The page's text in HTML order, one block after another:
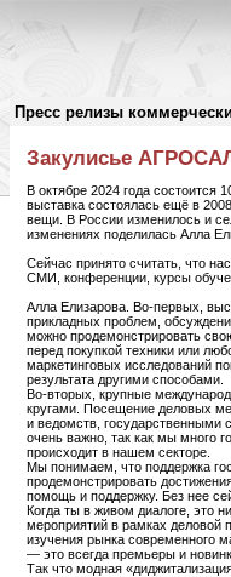
Пресс релизы
Пресс-релизы//
Закулисье
В октябре 2024 года
выставка состоялась ещё в
вещи. В России изменилось и
изменениях поделилась Алла
Сейчас принято считать, что
СМИ, конференции, курсы
Алла Елизарова. Во-первых,
прикладных проблем,
можно продемонстрировать
перед покупкой техники или
маркетинговых исследований
результата другими способами.
Во-вторых, крупные
кругами. Посещение деловых
и ведомств, государственными
очень важно, так как мы много
происходит в нашем секторе.
Мы понимаем, что поддержка
продемонстрировать
помощь и поддержку. Без нее
Когда ты в живом диалоге, это
мероприятий в рамках деловой
изучения рынка современного
— это всегда премьеры и
Так что модная